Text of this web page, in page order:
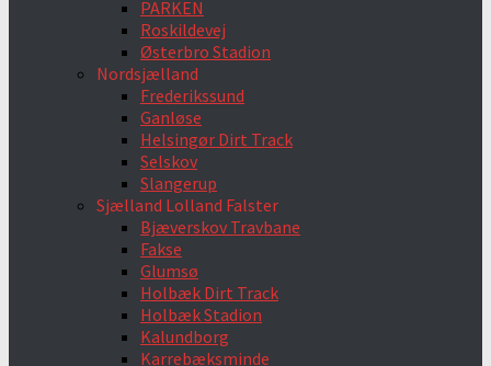
PARKEN
Roskildevej
Østerbro Stadion
Nordsjælland
Frederikssund
Ganløse
Helsingør Dirt Track
Selskov
Slangerup
Sjælland Lolland Falster
Bjæverskov Travbane
Fakse
Glumsø
Holbæk Dirt Track
Holbæk Stadion
Kalundborg
Karrebæksminde